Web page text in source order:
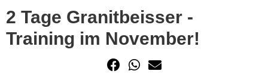
2 Tage Granitbeisser -
Training im November!